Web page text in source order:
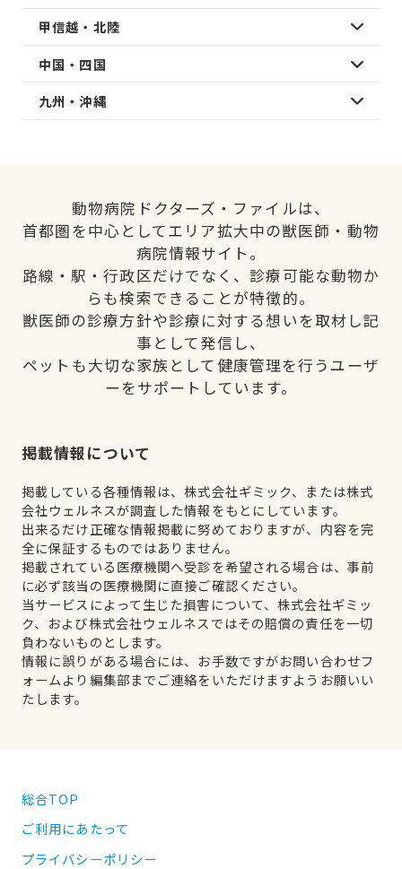
甲信越・北陸
中国・四国
九州・沖縄
動物病院ドクターズ・ファイルは、
首都圏を中心としてエリア拡大中の獣医師・動物
病院情報サイト。
路線・駅・行政区だけでなく、診療可能な動物か
らも検索できることが特徴的。
獣医師の診療方針や診療に対する想いを取材し記
事として発信し、
ペットも大切な家族として健康管理を行うユーザ
ーをサポートしています。
掲載情報について
掲載している各種情報は、株式会社ギミック、または株式
会社ウェルネスが調査した情報をもとにしています。
出来るだけ正確な情報掲載に努めておりますが、内容を完
全に保証するものではありません。
掲載されている医療機関へ受診を希望される場合は、事前
に必ず該当の医療機関に直接ご確認ください。
当サービスによって生じた損害について、株式会社ギミッ
ク、および株式会社ウェルネスではその賠償の責任を一切
負わないものとします。
情報に誤りがある場合には、お手数ですがお問い合わせフ
ォームより編集部までご連絡をいただけますようお願いい
たします。
総合TOP
ご利用にあたって
プライバシーポリシー